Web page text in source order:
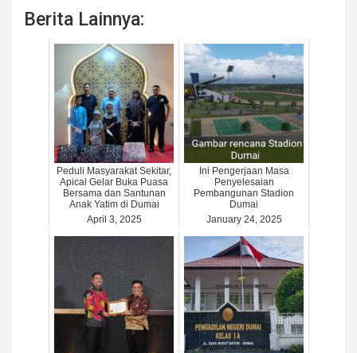
Berita Lainnya:
Peduli Masyarakat Sekitar,
Apical Gelar Buka Puasa
Bersama dan Santunan
Anak Yatim di Dumai
April 3, 2025
Ini Pengerjaan Masa
Penyelesaian
Pembangunan Stadion
Dumai
January 24, 2025